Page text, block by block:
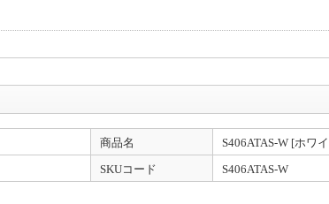
長保証にも対応。店頭PayPay決済・来店・お持ち帰りOK！（要
商品名
S406ATAS-W [ホワ
SKUコード S406ATAS-W